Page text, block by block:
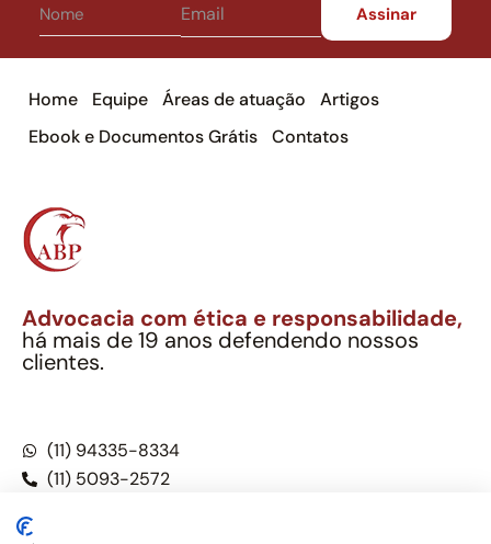
Home Equipe Áreas de atuação
Artigos
Ebook e Documentos Grátis
Contatos
Advocacia com ética e responsabilidade,
há mais de 19 anos defendendo nossos
clientes.
(11) 94335-8334
(11) 5093-2572